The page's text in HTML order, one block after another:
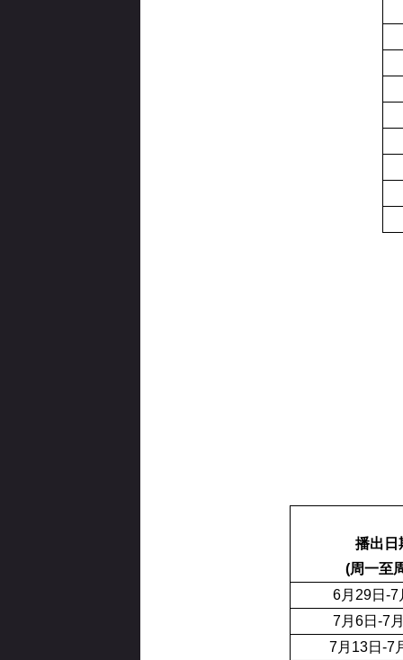
播出日
(周一至
6月29日-7
7月6日-7
7月13日-7